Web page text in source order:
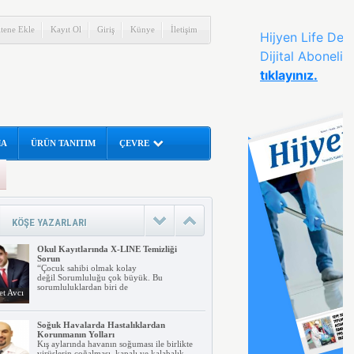
Ekle Kayıt Ol Giriş Künye İletişim
ÜRÜN TANITIM ÇEVRE
KÖŞE YAZARLARI
Avcı
Okul Kayıtlarında X-LINE Temizliği
Sorun
“Çocuk sahibi olmak kolay
değil Sorumluluğu çok büyük. Bu
sorumluluklardan biri de
Soğuk Havalarda Hastalıklardan
Korunmanın Yolları
Kış aylarında havanın soğuması ile birlikte